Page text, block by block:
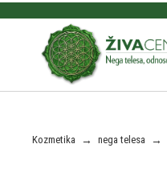
Kozmetika → nega telesa →